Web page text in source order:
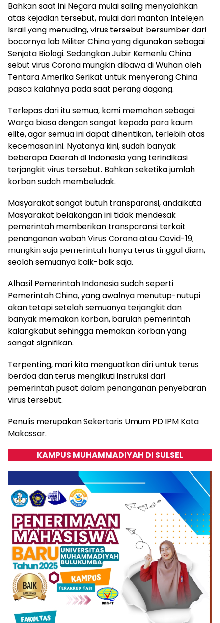
Bahkan saat ini Negara mulai saling menyalahkan
atas kejadian tersebut, mulai dari mantan Intelejen
Israil yang menuding, virus tersebut bersumber dari
bocornya lab Militer China yang digunakan sebagai
Senjata Biologi. Sedangkan Jubir Kemenlu China
sebut virus Corona mungkin dibawa di Wuhan oleh
Tentara Amerika Serikat untuk menyerang China
pasca kalahnya pada saat perang dagang.
Terlepas dari itu semua, kami memohon sebagai
Warga biasa dengan sangat kepada para kaum
elite, agar semua ini dapat dihentikan, terlebih atas
kecemasan ini. Nyatanya kini, sudah banyak
beberapa Daerah di Indonesia yang terindikasi
terjangkit virus tersebut. Bahkan seketika jumlah
korban sudah membeludak.
Masyarakat sangat butuh transparansi, andaikata
Masyarakat belakangan ini tidak mendesak
pemerintah memberikan transparansi terkait
penanganan wabah Virus Corona atau Covid-19,
mungkin saja pemerintah hanya terus tinggal diam,
seolah semuanya baik-baik saja.
Alhasil Pemerintah Indonesia sudah seperti
Pemerintah China, yang awalnya menutup-nutupi
akan tetapi setelah semuanya terjangkit dan
banyak memakan korban, barulah pemerintah
kalangkabut sehingga memakan korban yang
sangat signifikan.
Terpenting, mari kita menguatkan diri untuk terus
berdoa dan terus mengikuti instruksi dari
pemerintah pusat dalam penanganan penyebaran
virus tersebut.
Penulis merupakan Sekertaris Umum PD IPM Kota
Makassar.
KAMPUS MUHAMMADIYAH DI SULSEL